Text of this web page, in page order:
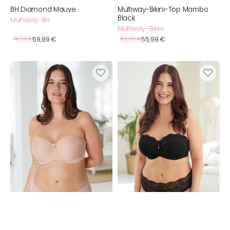
BH Diamond Mauve
Multiway-BH
Normaler
74,99 €
Verkaufspreis
59,99 €
Multiway-Bikini-Top Mambo
Black
Multiway-Bikini
Normaler
69,99 €
Verkaufspreis
55,99 €
Conscious
Cappuccino
BH